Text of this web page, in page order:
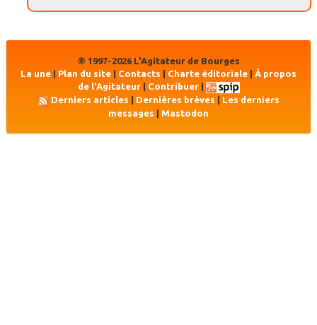
© 1997-2026 L'Agitateur de Bourges
La une
Plan du site Contacts Charte éditoriale
À propos
de l'Agitateur| Contribuer|
Derniers articles
Dernières brèves
Les derniers
messages | Mastodon